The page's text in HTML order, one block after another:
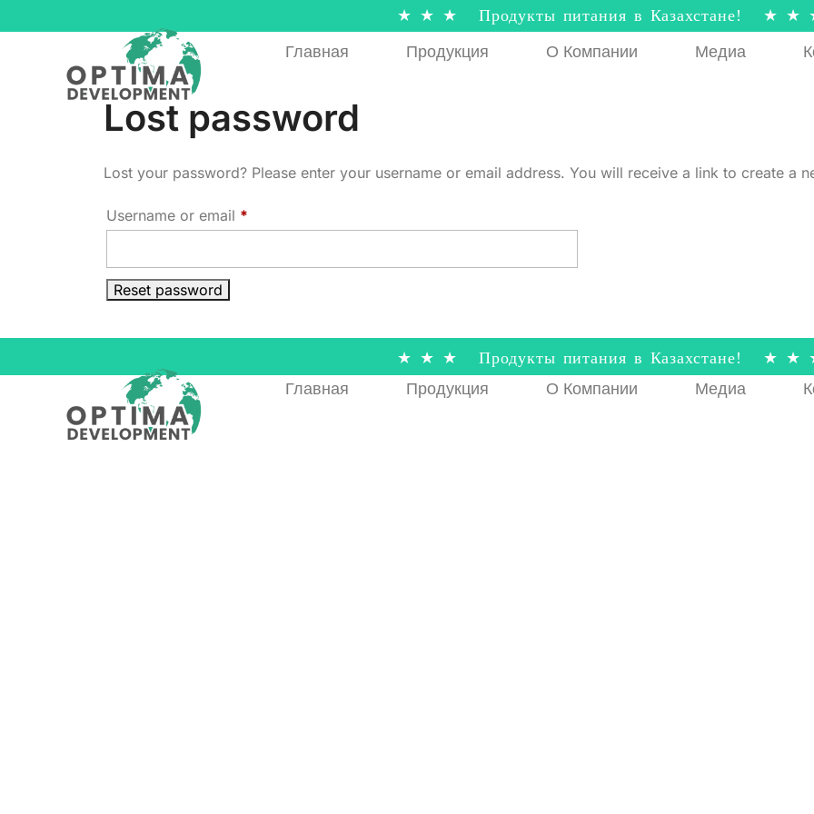
★ ★ ★ Продукты питания в Казахстане! ★ ★
Главная
Продукция О Компании Медиа
Lost password
Lost your password? Please enter your username or email address. You will receive a link to create a
Username or email *
Reset password
★ ★ ★ Продукты питания в Казахстане! ★ ★
Главная
Продукция О Компании Медиа